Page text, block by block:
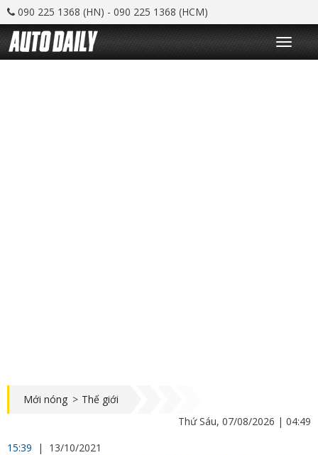
090 225 1368 (HN) - 090 225 1368 (HCM)
T
o
g
Mới nóng > Thế giới
Thứ Sáu, 07/08/2026 | 04:49
15:39
| 13/10/2021